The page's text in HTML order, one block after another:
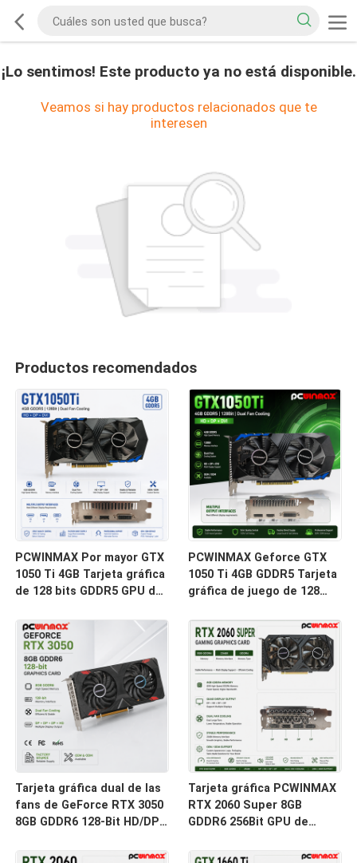
¡Lo sentimos! Este producto ya no está disponible.
Veamos si hay productos relacionados que te
interesen
Productos recomendados
PCWINMAX Por mayor GTX
1050 Ti 4GB Tarjeta gráfica
de 128 bits GDDR5 GPU de
HD DP DVI para escritorio
PCWINMAX Geforce GTX
1050 Ti 4GB GDDR5 Tarjeta
gráfica de juego de 128
OEM/ODM en stock para
computadora de escritorio
Tarjeta gráfica dual de las
fans de GeForce RTX 3050
8GB GDDR6 128-Bit HD/DP
PCWINMAX para el juego
Tarjeta gráfica PCWINMAX
RTX 2060 Super 8GB
GDDR6 256Bit GPU de
trazado de rayos HD + 3DP